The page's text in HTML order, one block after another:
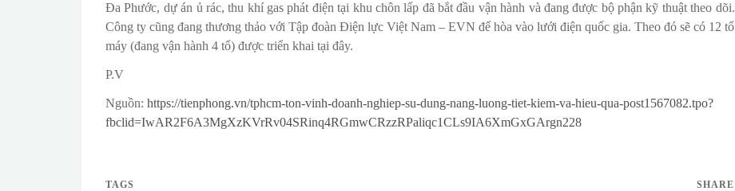
Đa Phước, dự án ủ rác, thu khí gas phát điện tại khu chôn lấp đã bắt đầu vận hành và đang được bộ phận kỹ thuật theo dõi.
Công ty cũng đang thương thảo với Tập đoàn Điện lực Việt Nam – EVN để hòa vào lưới điện quốc gia. Theo đó sẽ có 12 tổ
máy (đang vận hành 4 tổ) được triển khai tại đây.
P.V
Nguồn: https://tienphong.vn/tphcm-ton-vinh-doanh-nghiep-su-dung-nang-luong-tiet-kiem-va-hieu-qua-post1567082.tpo?
fbclid=IwAR2F6A3MgXzKVrRv04SRinq4RGmwCRzzRPaliqc1CLs9IA6XmGxGArgn228
TAGS SHARE